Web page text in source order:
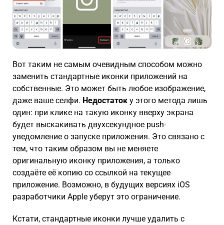
Вот таким не самым очевидным способом можно
заменить стандартные иконки приложений на
собственные. Это может быть любое изображение,
даже ваше селфи. Недостаток у этого метода лишь
один: при клике на такую иконку вверху экрана
будет выскакивать двухсекундное push-
уведомление о запуске приложения. Это связано с
тем, что таким образом вы не меняете
оригинальную иконку приложения, а только
создаёте её копию со ссылкой на текущее
приложение. Возможно, в будущих версиях iOS
разработчики Apple уберут это ограничение.
Кстати, стандартные иконки лучше удалить с